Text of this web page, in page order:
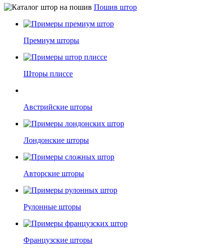
Пошив штор
Премиум шторы
Шторы плиссе
Австрийские шторы
Лондонские шторы
Авторские шторы
Рулонные шторы
Французские шторы